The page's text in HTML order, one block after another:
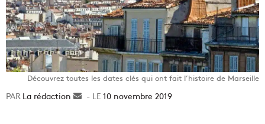
Découvrez toutes les dates clés qui ont fait l’histoire de Marseille
La rédaction
Envoyer10 novembre 2019